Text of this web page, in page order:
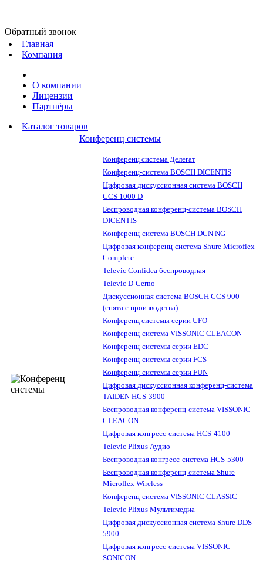
Обратный звонок
Главная
Компания
О компании
Лицензии
Партнёры
Каталог товаров
Конференц системы
Конференц система Делегат
Конференц-система BOSCH DICENTIS
Цифровая дискуссионная система BOSCH
CCS 1000 D
Беспроводная конференц-система BOSCH
DICENTIS
Конференц-система BOSCH DCN NG
Цифровая конференц-система Shure Microflex
Complete
Televic Confidea беспроводная
Televic D-Cerno
Дискуссионная система BOSCH CCS 900
(снята с производства)
Конференц системы серии UFO
Конференц-система VISSONIC CLEACON
Конференц-системы серии EDC
Конференц-системы серии FCS
Конференц-системы серии FUN
Цифровая дискуссионная конференц-система
TAIDEN HCS-3900
Беспроводная конференц-система VISSONIC
CLEACON
Цифровая конгресс-система HCS-4100
Televic Plixus Аудио
Беспроводная конгресс-система HCS-5300
Беспроводная конференц-система Shure
Microflex Wireless
Конференц-система VISSONIC CLASSIC
Televic Plixus Мультимедиа
Цифровая дискуссионная система Shure DDS
5900
Цифровая конгресс-система VISSONIC
SONICON